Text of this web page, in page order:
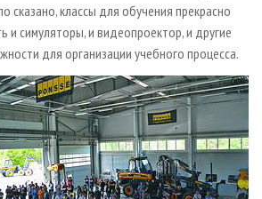
сказано, классы для обучения прекрасно
и симуляторы, и видеопроектор, и другие
для организации учебного процесса.